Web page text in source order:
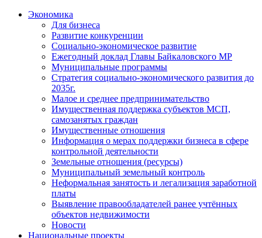
Экономика
Для бизнеса
Развитие конкуренции
Социально-экономическое развитие
Ежегодный доклад Главы Байкаловского МР
Муниципальные программы
Стратегия социально-экономического развития до
2035г.
Малое и среднее предпринимательство
Имущественная поддержка субъектов МСП,
самозанятых граждан
Имущественные отношения
Информация о мерах поддержки бизнеса в сфере
контрольной деятельности
Земельные отношения (ресурсы)
Муниципальный земельный контроль
Неформальная занятость и легализация заработной
платы
Выявление правообладателей ранее учтённых
объектов недвижимости
Новости
Национальные проекты